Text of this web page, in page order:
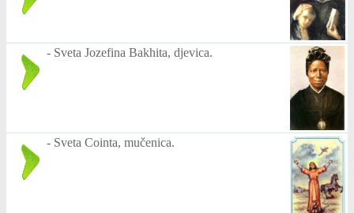
- Sveta Jozefina Bakhita, djevica.
- Sveta Cointa, mučenica.